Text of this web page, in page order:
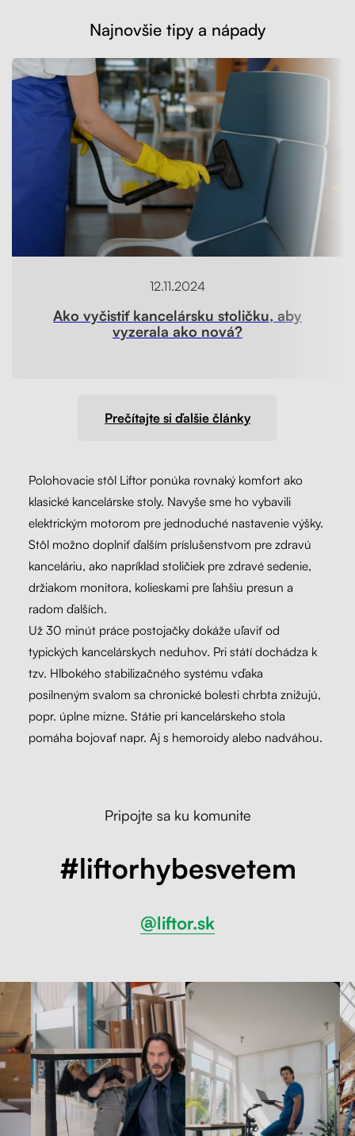
Najnovšie tipy a nápady
12.11.2024
Ako vyčistiť kancelársku stoličku, aby
vyzerala ako nová?
Prečítajte si ďalšie články
Polohovacie stôl Liftor ponúka rovnaký komfort ako
klasické kancelárske stoly. Navyše sme ho vybavili
elektrickým motorom pre jednoduché nastavenie výšky.
Stôl možno doplniť ďalším príslušenstvom pre zdravú
kanceláriu, ako napríklad stoličiek pre zdravé sedenie,
držiakom monitora, kolieskami pre ľahšiu presun a
radom ďalších.
Už 30 minút práce postojačky dokáže uľaviť od
typických kancelárskych neduhov. Pri státí dochádza k
tzv. Hlbokého stabilizačného systému vďaka
posilneným svalom sa chronické bolesti chrbta znižujú,
popr. úplne mizne. Státie pri kancelárskeho stola
pomáha bojovať napr. Aj s hemoroidy alebo nadváhou.
Pripojte sa ku komunite
#liftorhybesvetem
@liftor.sk